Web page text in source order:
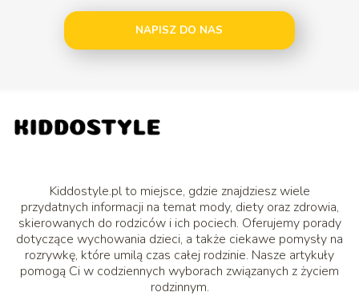
NAPISZ DO NAS
Kiddostyle.pl to miejsce, gdzie znajdziesz wiele
przydatnych informacji na temat mody, diety oraz zdrowia,
skierowanych do rodziców i ich pociech. Oferujemy porady
dotyczące wychowania dzieci, a także ciekawe pomysły na
rozrywkę, które umilą czas całej rodzinie. Nasze artykuły
pomogą Ci w codziennych wyborach związanych z życiem
rodzinnym.